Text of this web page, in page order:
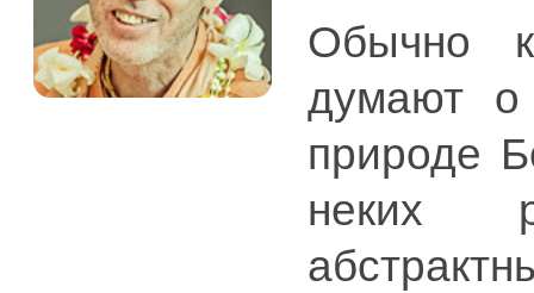
Обычно
думают о
природе
неких